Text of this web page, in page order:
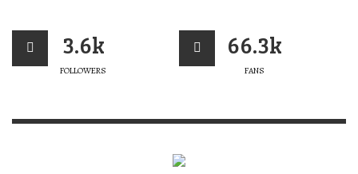
3.6k
FOLLOWERS
66.3k
FANS